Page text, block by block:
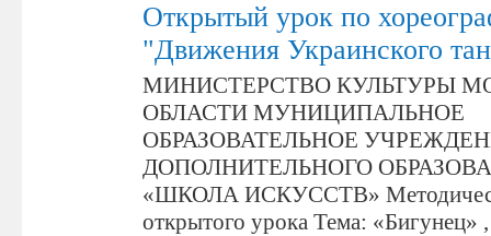
Открытый урок по
"Движения Украинского
МИНИСТЕРСТВО КУЛЬТУРЫ
ОБЛАСТИ МУНИЦИПАЛЬНОЕ
ОБРАЗОВАТЕЛЬНОЕ
ДОПОЛНИТЕЛЬНОГО
«ШКОЛА ИСКУССТВ»
открытого урока Тема: